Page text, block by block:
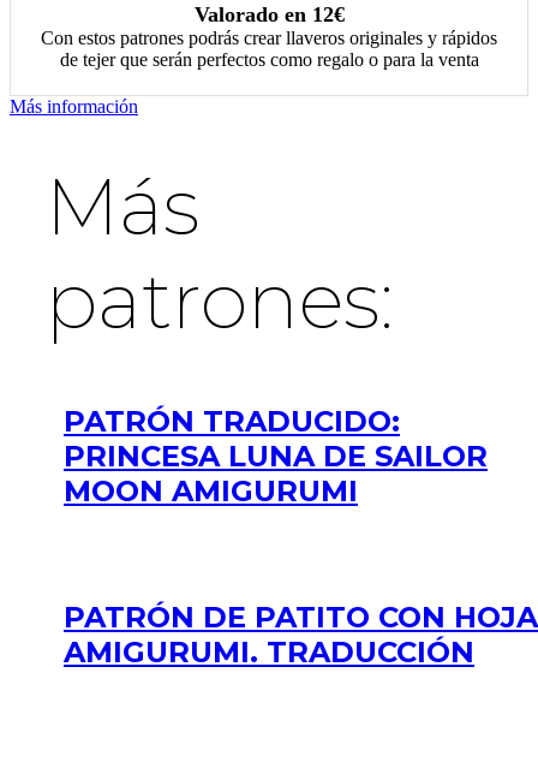
Valorado en 12€
Con estos patrones podrás crear llaveros originales y rápidos
de tejer que serán perfectos como regalo o para la venta
Más información
Más
patrones:
PATRÓN TRADUCIDO:
PRINCESA LUNA DE SAILOR
MOON AMIGURUMI
PATRÓN DE PATITO CON HOJA
AMIGURUMI. TRADUCCIÓN